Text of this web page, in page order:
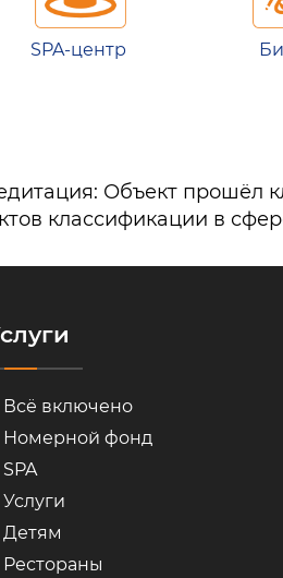
SPA-центр
Объект прошёл
классификации в
Всё включено
Номерной фонд
SPA
Услуги
Детям
Рестораны